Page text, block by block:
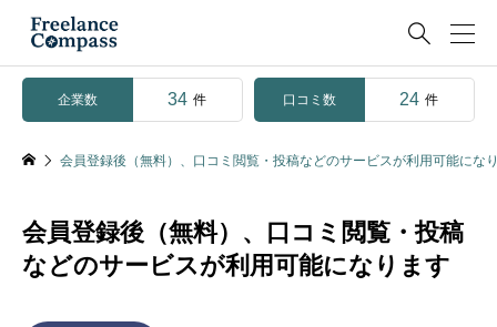

企業数 34 件 口コミ数 24 件
会員登録後（無料）、口コミ閲覧・投稿などのサービスが利用可能にな
会員登録後（無料）、口コミ閲覧・投稿
などのサービスが利用可能になります